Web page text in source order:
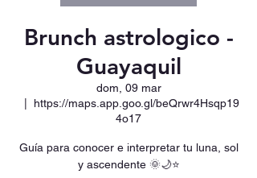
Brunch astrologico -
Guayaquil
dom, 09 mar
https://maps.app.goo.gl/beQrwr4Hsqp19
4o17
Guía para conocer e interpretar tu luna, sol
y ascendente 🌞🌙⭐